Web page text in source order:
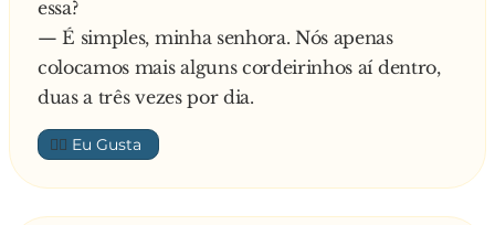
essa?
— É simples, minha senhora. Nós apenas
colocamos mais alguns cordeirinhos aí dentro,
duas a três vezes por dia.
👍🏼